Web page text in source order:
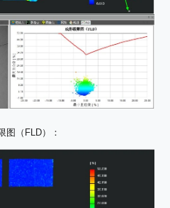
图（FLD）：